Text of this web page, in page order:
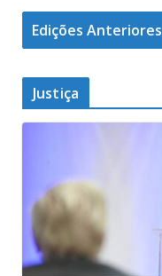
Edições Anteriores
Justiça